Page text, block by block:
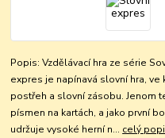
Popis: Vzdělávací hra ze série
expres je napínavá slovní hra,
postřeh a slovní zásobu. Jenom
písmen na kartách, a jako první
udržuje vysoké herní n... celý